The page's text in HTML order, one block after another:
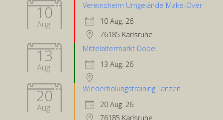
10
Aug.
Vereinsheim Umgelände Make-Over
10 Aug. 26
76185 Karlsruhe
13
Aug.
Mittelaltermarkt Dobel
13 Aug. 26
20
Aug.
Wiederholungstraining Tanzen
20 Aug. 26
76185 Karlsruhe